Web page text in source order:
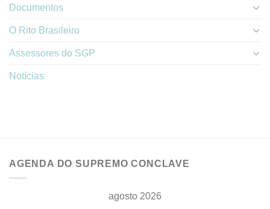
Documentos
O Rito Brasileiro
Assessores do SGP
Notícias
AGENDA DO SUPREMO CONCLAVE
agosto 2026